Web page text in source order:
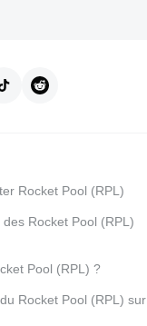
Rocket Pool (RPL)
des Rocket Pool (RPL)
Pool (RPL) ?
Rocket Pool (RPL) sur